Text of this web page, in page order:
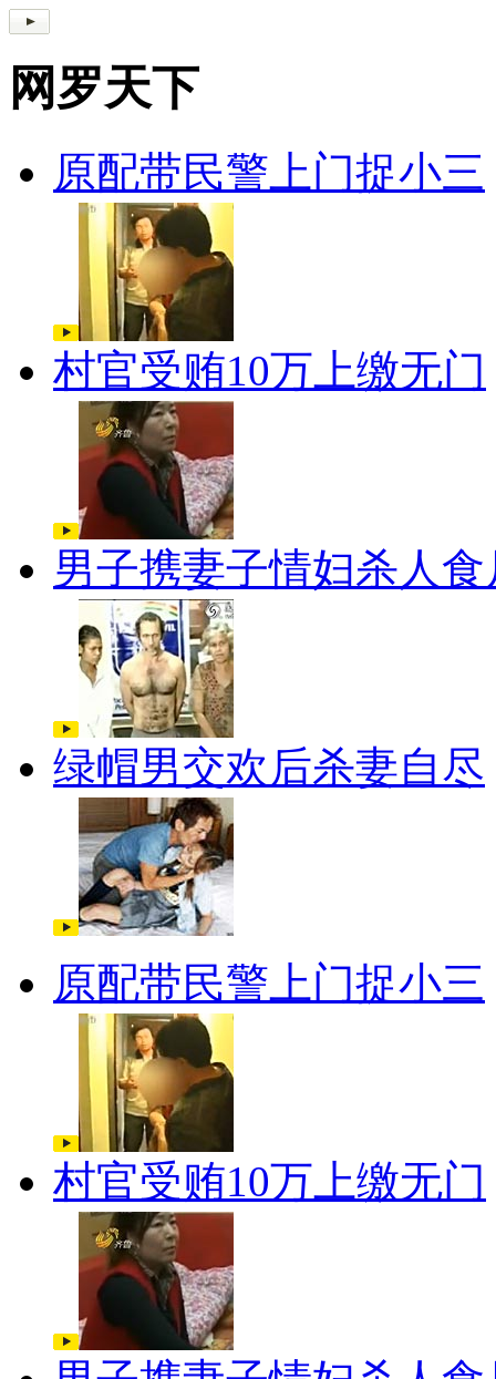
网罗天下
原配带民警上门捉小三
村官受贿10万上缴无门
男子携妻子情妇杀人食
绿帽男交欢后杀妻自尽
原配带民警上门捉小三
村官受贿10万上缴无门